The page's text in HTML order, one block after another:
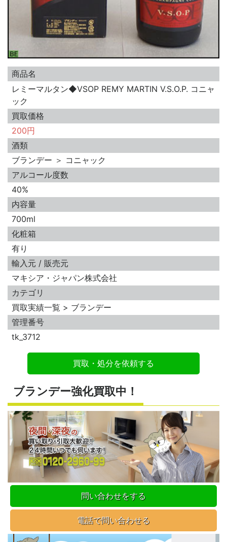
商品名
レミーマルタン◆VSOP REMY MARTIN V.S.O.P. コニャ
ック
買取価格
200円
酒類
ブランデー ＞ コニャック
アルコール度数
40%
内容量
700ml
化粧箱
有り
輸入元 / 販売元
マキシア・ジャパン株式会社
カテゴリ
買取実績一覧 > ブランデー
管理番号
tk_3712
買取・処分を依頼する
ブランデー強化買取中！
問い合わせをする
電話で問い合わせる